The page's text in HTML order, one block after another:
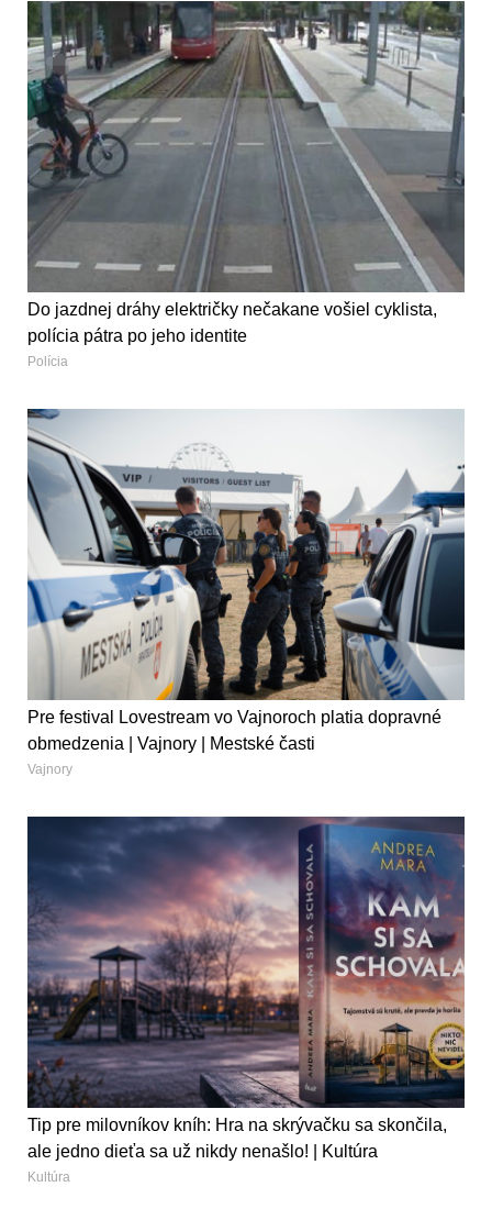
Do jazdnej dráhy električky nečakane vošiel cyklista,
polícia pátra po jeho identite
Polícia
Pre festival Lovestream vo Vajnoroch platia dopravné
obmedzenia | Vajnory | Mestské časti
Vajnory
Tip pre milovníkov kníh: Hra na skrývačku sa skončila,
ale jedno dieťa sa už nikdy nenašlo! | Kultúra
Kultúra